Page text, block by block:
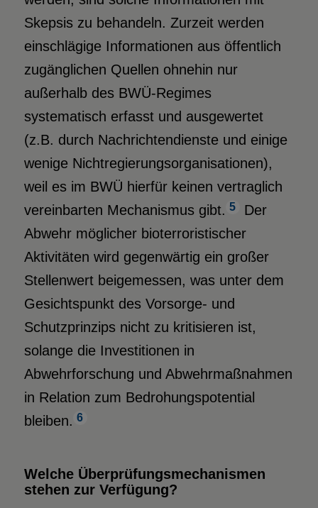
Skepsis zu behandeln. Zurzeit werden
einschlägige Informationen aus öffentlich
zugänglichen Quellen ohnehin nur
außerhalb des BWÜ-Regimes
systematisch erfasst und ausgewertet
(z.B. durch Nachrichtendienste und einige
wenige Nichtregierungsorganisationen),
weil es im BWÜ hierfür keinen vertraglich
vereinbarten Mechanismus gibt. 5
Der
Abwehr möglicher bioterroristischer
Aktivitäten wird gegenwärtig ein großer
Stellenwert beigemessen, was unter dem
Gesichtspunkt des Vorsorge- und
Schutzprinzips nicht zu kritisieren ist,
solange die Investitionen in
Abwehrforschung und Abwehrmaßnahmen
in Relation zum Bedrohungspotential
bleiben. 6
Welche Überprüfungsmecha­nismen
stehen zur Verfügung?